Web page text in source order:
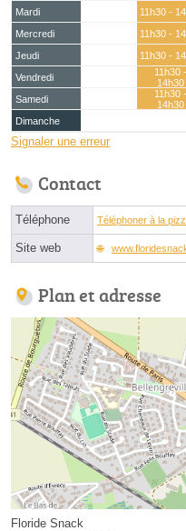
Mardi
11h30 -
Mercredi
11h30 -
Jeudi
11h30 -
Vendredi
11h30 -
14h30
Samedi
11h30 -
14h30
Dimanche
Signaler une erreur
Contact
Téléphone Téléphoner à la
Site web
Plan et adresse
Floride Snack